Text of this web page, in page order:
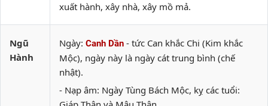
xuất hành, xây nhà, xây mồ mả.
Ngũ
Hành
Ngày: Canh Dần - tức Can khắc Chi (Kim khắc
Mộc), ngày này là ngày cát trung bình (chế
nhật).
- Nạp âm: Ngày Tùng Bách Mộc, kỵ các tuổi: